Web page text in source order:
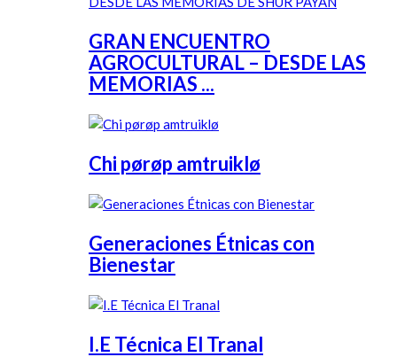
GRAN ENCUENTRO
AGROCULTURAL – DESDE LAS
MEMORIAS ...
Chi pørøp amtruiklø
Generaciones Étnicas con
Bienestar
I.E Técnica El Tranal